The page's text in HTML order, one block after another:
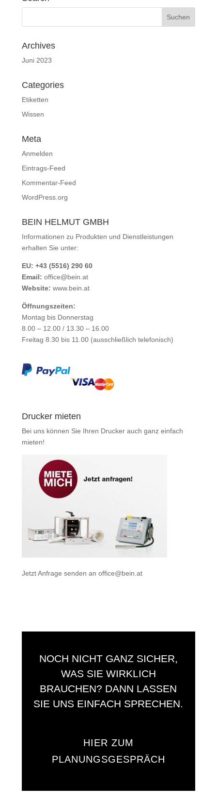
Archives
Juni 2023
Categories
Etiketten
Wissen
Meta
Anmelden
Eintrags-Feed
Kommentar-Feed
WordPress.org
BEIN HELMUT GMBH
Informationen zu Produkten und Dienstleistungen
erhalten Sie unter:
EU: +43 (5516) 290 60
Email: office@bein.at
Website: www.bein.at
Öffnungszeiten:
Montag bis Donnerstag
8.00 – 12.00 / 13.30 – 16.00
Freitag 8.30 bis 11.00 (ausschließlich telefonisch)
Drucker mieten
Bei uns können Sie Ihren Drucker auch ganz einfach
mieten!
Jetzt Anfrage senden an office@bein.at
NOCH NICHT GANZ SICHER,
WAS SIE WIRKLICH
BRAUCHEN? DANN LASSEN
SIE UNS EINFACH SPRECHEN.
HIER ZUM
PLANUNGSGESPRÄCH